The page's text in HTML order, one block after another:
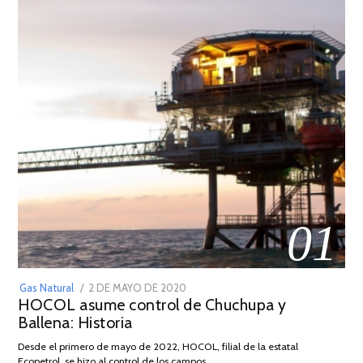
01
Gas Natural
POSTED
ON
2 DE MAYO DE 2020
DE
2026
HOCOL asume control de Chuchupa y
Ballena: Historia
Desde el primero de mayo de 2022, HOCOL, filial de la estatal